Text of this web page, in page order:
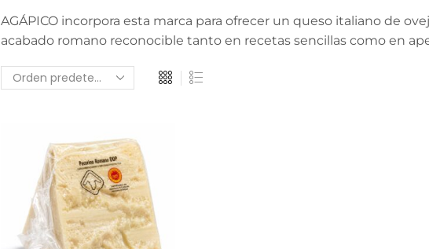
AGÁPICO incorpora esta marca para ofrecer un queso italiano de
acabado romano reconocible tanto en recetas sencillas como en